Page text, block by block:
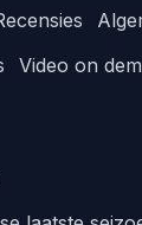
Video on